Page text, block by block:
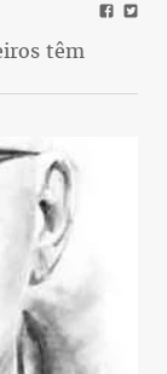
têm